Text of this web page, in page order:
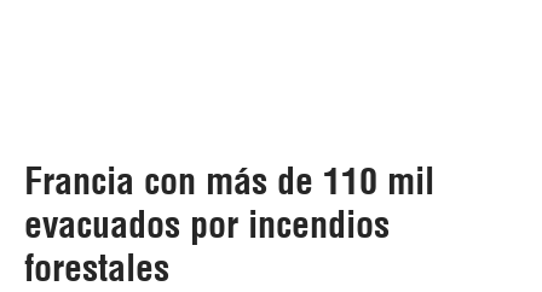
Francia con más de 110 mil
evacuados por incendios
forestales